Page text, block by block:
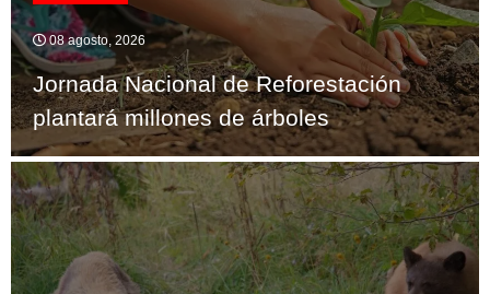
08 agosto, 2026
Jornada Nacional de Reforestación
plantará millones de árboles